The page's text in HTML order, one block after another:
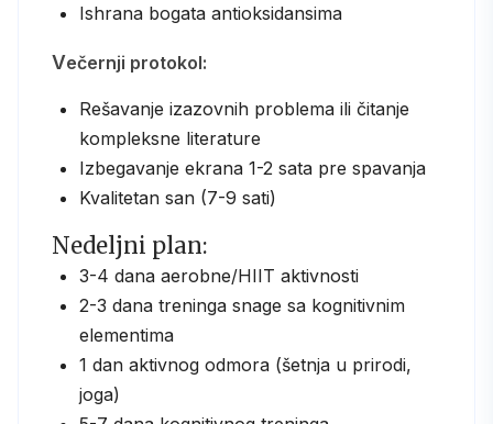
Ishrana bogata antioksidansima
Večernji protokol:
Rešavanje izazovnih problema ili čitanje
kompleksne literature
Izbegavanje ekrana 1-2 sata pre spavanja
Kvalitetan san (7-9 sati)
Nedeljni plan:
3-4 dana aerobne/HIIT aktivnosti
2-3 dana treninga snage sa kognitivnim
elementima
1 dan aktivnog odmora (šetnja u prirodi,
joga)